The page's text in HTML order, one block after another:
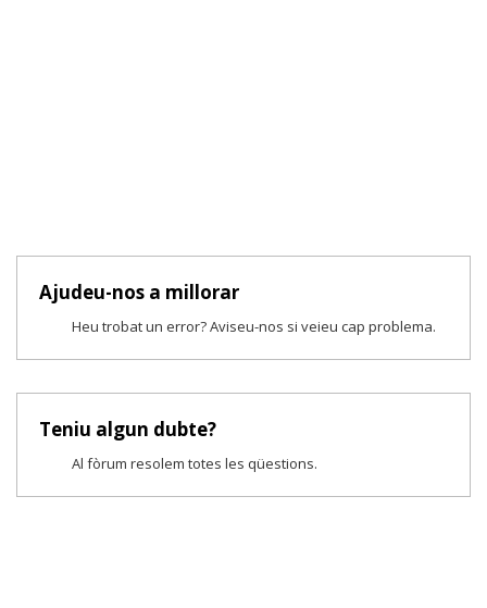
Ajudeu-nos a millorar
Heu trobat un error? Aviseu-nos si veieu cap problema.
Teniu algun dubte?
Al fòrum resolem totes les qüestions.